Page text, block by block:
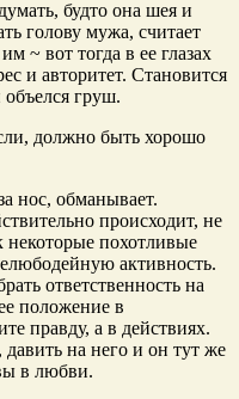
будто она шея и
голову мужа, считает
~ вот тогда в ее глазах
и авторитет. Становится
груш.
должно быть хорошо
нос, обманывает.
происходит, не
некоторые похотливые
активность.
ответственность на
положение в
правду, а в действиях.
на него и он тут же
в любви.